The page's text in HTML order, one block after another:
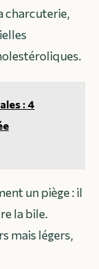
charcuterie,
: 4
un piège : il
la bile.
mais légers,